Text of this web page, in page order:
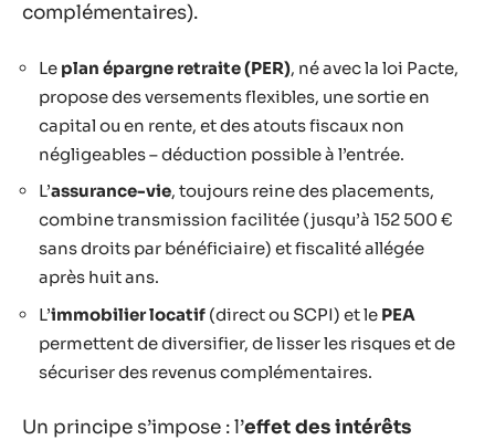
complémentaires).
Le plan épargne retraite (PER), né avec la loi Pacte,
propose des versements flexibles, une sortie en
capital ou en rente, et des atouts fiscaux non
négligeables – déduction possible à l’entrée.
L’assurance-vie, toujours reine des placements,
combine transmission facilitée (jusqu’à 152 500 €
sans droits par bénéficiaire) et fiscalité allégée
après huit ans.
L’immobilier locatif (direct ou SCPI) et le PEA
permettent de diversifier, de lisser les risques et de
sécuriser des revenus complémentaires.
Un principe s’impose : l’effet des intérêts